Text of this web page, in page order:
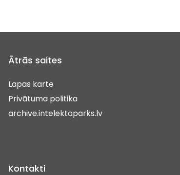
Ātrās saites
Lapas karte
Privātuma politika
archive.intelektaparks.lv
Kontakti